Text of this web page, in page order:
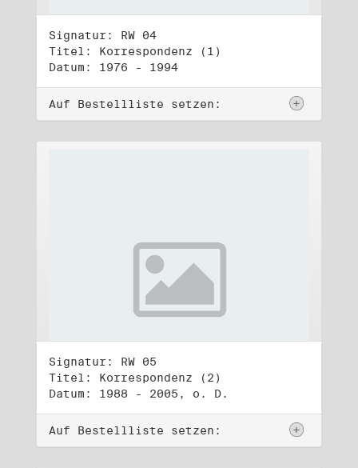
Signatur: RW 04
Titel: Korrespondenz (1)
Datum: 1976 - 1994
Auf Bestellliste setzen:
Signatur: RW 05
Titel: Korrespondenz (2)
Datum: 1988 - 2005, o. D.
Auf Bestellliste setzen: